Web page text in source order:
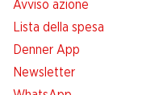
Avviso azione
Lista della spesa
Denner App
Newsletter